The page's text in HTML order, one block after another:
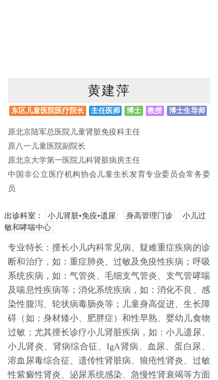
黄建萍
东区儿童医院医疗院长 主任医师 博士 教授 博士生导师
原北京陆军总医院儿童肾脏免疫科主任
原八一儿童医院副院长
原北京大学第一医院儿科肾脏病房主任
中国非公立医疗机构协会儿童生长发育专业委员会常务委
员
出诊科室： 小儿肾脏•免疫•遗尿 身高管理门诊
小儿过
敏和哮喘中心
专业特长：擅长小儿内科常见病、疑难重症疾病的诊
断和治疗，如：重症肺炎、过敏及免疫性疾病；呼吸
系统疾病，如：气管炎、毛细支气管炎、支气管哮喘
及喘息性疾病等；消化系统疾病，如：消化不良、感
染性腹泻、轮状病毒肠炎等；儿童身高促进、生长障
碍（如：身材矮小、肥胖症）和性早熟、婴幼儿食物
过敏；尤其擅长诊疗小儿肾脏疾病，如：小儿遗尿、
小儿肾炎、肾病综合征、IgA肾病、血尿、蛋白尿、
溶血尿毒综合征、遗传性肾脏病、狼疮性肾炎、过敏
性紫癜性肾炎、泌尿系统感染、急慢性肾衰竭等方面